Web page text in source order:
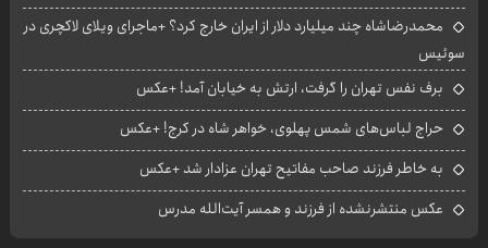
محمدرضاشاه چند میلیارد دلار از ایران خارج کرد؟ +ماجرای ویلای لاکچری در
سوئیس
برف نفس تهران را گرفت، ارتش به خیابان آمد! +عکس
حراج لباس‌های شمس پهلوی، خواهر شاه در کرج! +عکس
به خاطر فرزند صاحب مفاتیح تهران عزادار شد +عکس
عکس منتشرنشده از فرزند و همسر آیت‌الله مدرس